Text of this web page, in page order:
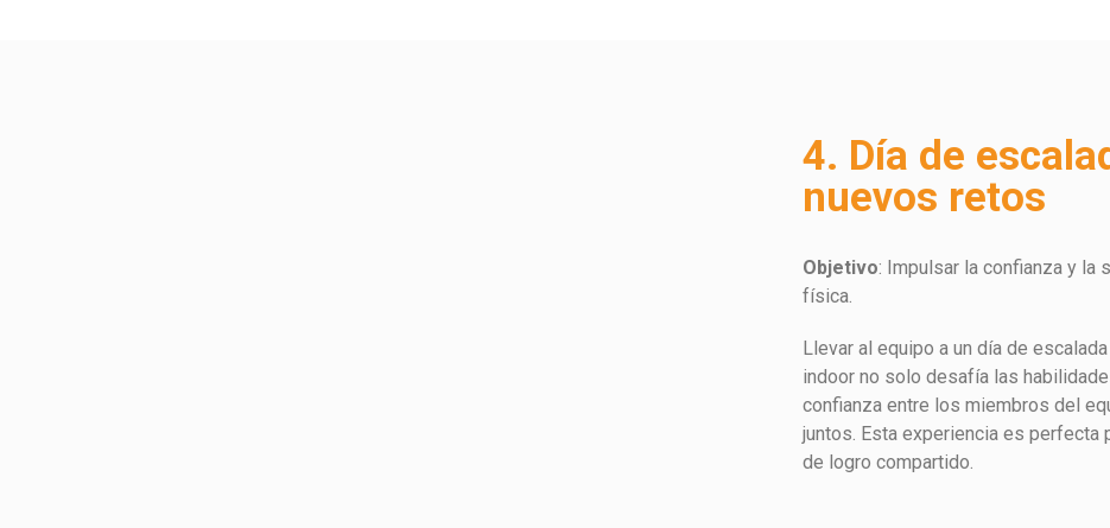
4. Día de
nuevos retos
Objetivo: Impulsar la confianza y la
física.
Llevar al equipo a un día de
indoor no solo desafía las
confianza entre los miembros del
juntos. Esta experiencia es perfecta
de logro compartido.